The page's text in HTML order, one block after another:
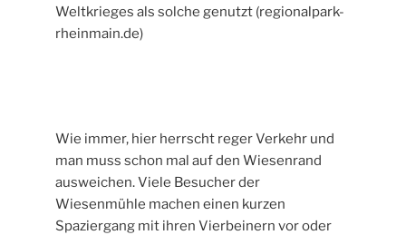
Weltkrieges als solche genutzt (regionalpark-
rheinmain.de)
Wie immer, hier herrscht reger Verkehr und
man muss schon mal auf den Wiesenrand
ausweichen. Viele Besucher der
Wiesenmühle machen einen kurzen
Spaziergang mit ihren Vierbeinern vor oder